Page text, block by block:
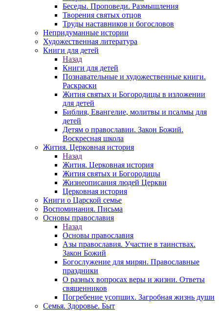
Беседы. Проповеди. Размышления
Творения святых отцов
Труды наставников и богословов
Непридуманные истории
Художественная литература
Книги для детей
Назад
Книги для детей
Познавательные и художественные книги.
Раскраски
Жития святых и Богородицы в изложении
для детей
Библия, Евангелие, молитвы и псалмы для
детей
Детям о православии. Закон Божий.
Воскресная школа
Жития. Церковная история
Назад
Жития. Церковная история
Жития святых и Богородицы
Жизнеописания людей Церкви
Церковная история
Книги о Царской семье
Воспоминания. Письма
Основы православия
Назад
Основы православия
Азы православия. Участие в таинствах.
Закон Божий
Богослужение для мирян. Православные
праздники
О разных вопросах веры и жизни. Ответы
священников
Погребение усопших. Загробная жизнь души
Семья. Здоровье. Быт